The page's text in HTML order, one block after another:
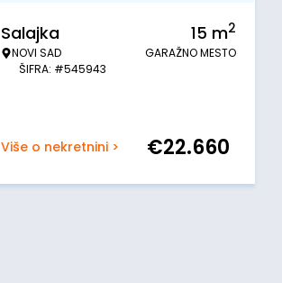
Salajka
NOVI SAD
ŠIFRA: #545943
15 m2
GARAŽNO MESTO
Više o nekretnini > €22.660